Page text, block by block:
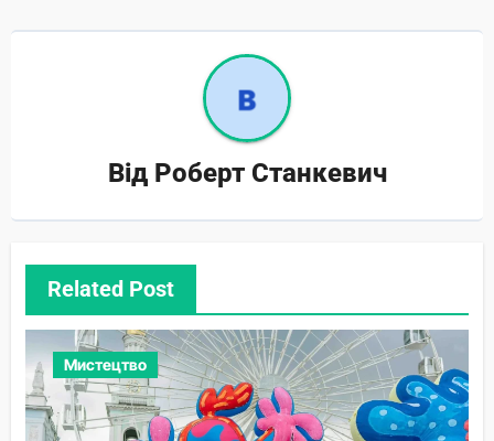
Від Роберт Станкевич
Related Post
Мистецтво